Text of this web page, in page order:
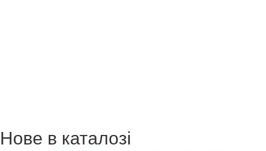
Нове в каталозі